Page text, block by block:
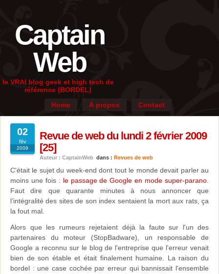
Captain
Web
le VRAI blog geek et high tech de
référence (BORDEL)
Home
À propos Contact
02
fév
2009
Revue de web du lundi 2 février 2009
[25]
Auteur : CaptainWeb dans : Revues de web
C'était le sujet du week-end dont tout le monde devait parler au
moins une fois : le passage de Google en mode super-parano
Faut dire que quarante minutes à nous annoncer que
l’intégralité des sites de son index sentaient la mort aux rats, ça
la fout mal.
Alors que les rumeurs rejetaient déjà la faute sur l'un des
partenaires du moteur (StopBadware), un responsable de
Google a reconnu sur le blog de l'entreprise que l'erreur venait
bien de son étable et était finalement humaine. La raison du
bordel : une case cochée par erreur qui bannissait l'ensemble